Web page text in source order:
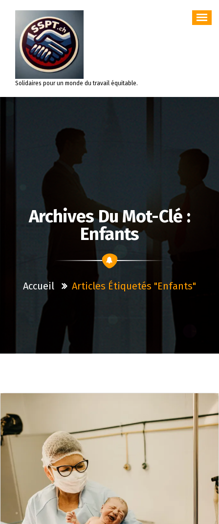
contenu
Solidaires pour un monde du travail équitable.
Archives Du Mot-Clé :
Enfants
Accueil Articles Étiquetés "enfants"